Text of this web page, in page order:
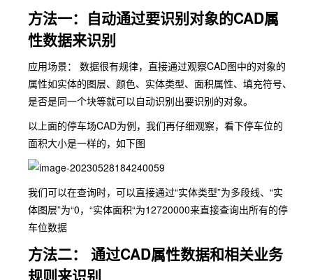
方法一：自动通过要识别对象的CAD属
性数据来识别
应用场景： 数据很有规律，直接通过观察CAD图中的对象的
属性如实体的图层、 颜色、 实体类型、 面积属性、 填充符号、
是否是同一个块等就可以自动识别出要识别的对象。
以上面的停车场CAD为例，我们再仔细观察，看下停车位的
面积大小是一样的，如下图
我们可以在查询时，可以直接通过“实体类型”为多段线、 “实
体图层”为“0， “实体面积“为12720000来直接查询出所有的停
车位数据
方法二： 通过CAD属性数据和相关业务
规则来识别